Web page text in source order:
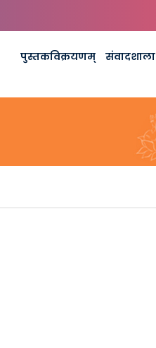
पुस्तकविक्रयणम् संवादशाला